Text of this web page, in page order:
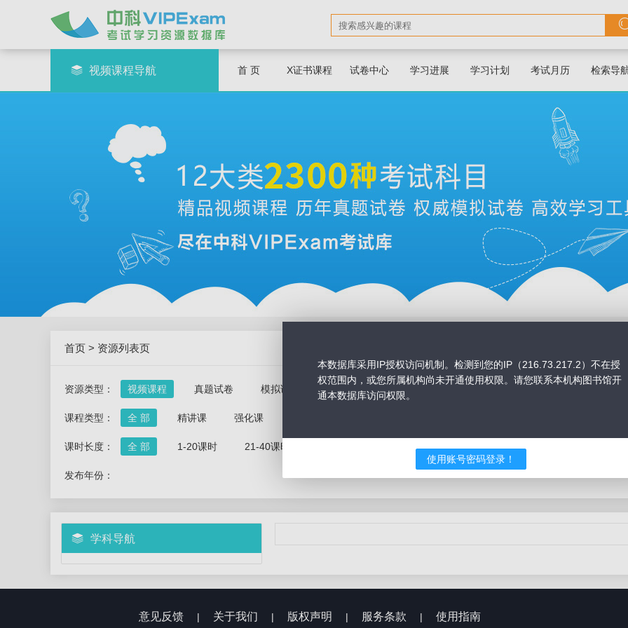
视频课程导航 首 页 X证书课程 试卷中心 学习进展 学习计划 考试月历 检索导
首页 > 资源列表页
资源类型： 视频课程 真题试卷 模拟试卷
课程类型： 全 部 精讲课 强化课
课时长度： 全 部 1-20课时 21-40课时 60课时以上
发布年份：
学科导航
意见反馈 | 关于我们 | 版权声明 | 服务条款 | 使用指南
本数据库采用IP授权访问机制。检测到您的IP（216.73.217.2）不在授
权范围内，或您所属机构尚未开通使用权限。请您联系本机构图书馆开
通本数据库访问权限。
使用账号密码登录！